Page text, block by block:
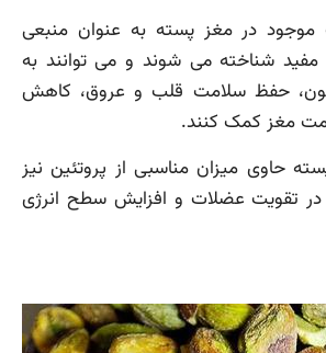
در مغز پسته به عنوان منبعی
شناخته می شوند و می توانند به
حفظ سلامت قلب و عروق، کاهش
مغز کمک کنند.
حاوی میزان مناسبی از پروتئین نیز
در تقویت عضلات و افزایش سطح انرژی